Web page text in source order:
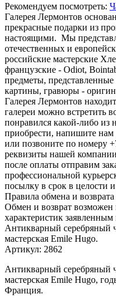
Рекомендуем посмотреть:
Галерея Лермонтов
прекрасные подарки из
настоящими. Мы
отечественных и
российские мастерские
французские - Odiot,
предметы, представленные
картины, гравюры -
Галерея Лермонтов
галереи можно встретить
понравился какой-либо из
приобрести, напишите нам
или позвоните по номеру
реквизиты нашей
после оплаты отправим
профессиональной
посылку в срок в целости
Правила обмена и возврата
Обмен и возврат возможен
характеристик
Антикварный серебряный
мастерская Emile Hugo.
Артикул: 2862
Антикварный серебряный
мастерская Emile Hugo,
Франция.